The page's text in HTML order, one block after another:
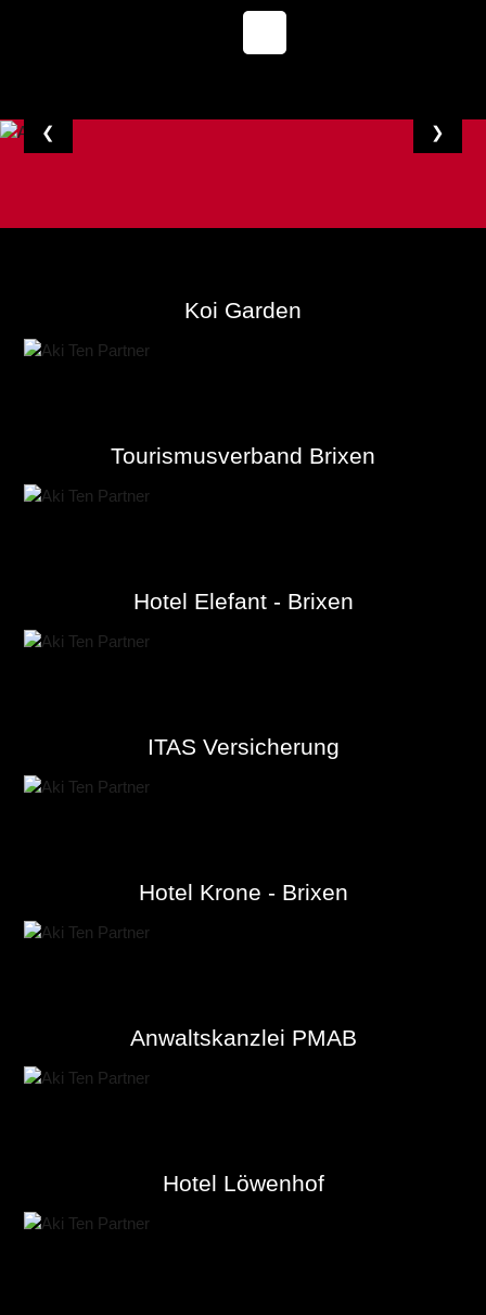
❮ ❯
Koi Garden
Tourismusverband Brixen
Hotel Elefant - Brixen
ITAS Versicherung
Hotel Krone - Brixen
Anwaltskanzlei PMAB
Hotel Löwenhof